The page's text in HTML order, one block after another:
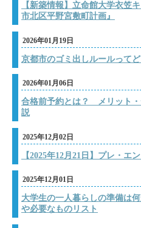
【新築情報】立命館大学衣笠
市北区平野宮敷町計画』
2026年01月19日
京都市のゴミ出しルールって
2026年01月06日
合格前予約とは？ メリット
説
2025年12月02日
【2025年12月21日】プレ・エ
2025年12月01日
大学生の一人暮らしの準備は
や必要なものリスト